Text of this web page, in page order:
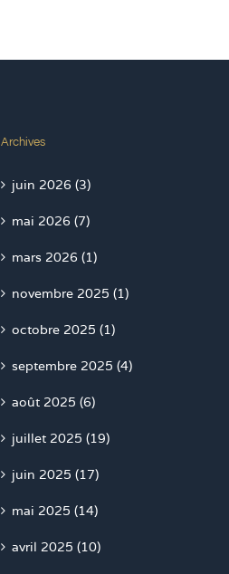
Archives
juin 2026 (3)
mai 2026 (7)
mars 2026 (1)
novembre 2025 (1)
octobre 2025 (1)
septembre 2025 (4)
août 2025 (6)
juillet 2025 (19)
juin 2025 (17)
mai 2025 (14)
avril 2025 (10)